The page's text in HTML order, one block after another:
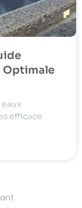
Optimale
efficace